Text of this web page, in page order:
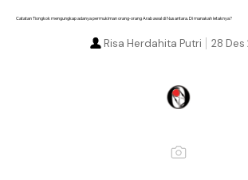
Catatan Tiongkok mengungkap adanya permukiman orang-orang Arab awal di Nusantara. Di manakah letaknya?
28 Des
Risa Herdahita Putri